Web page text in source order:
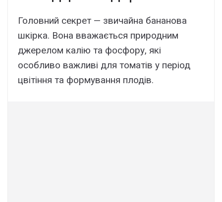
Головний секрет — звичайна бананова
шкірка. Вона вважається природним
джерелом калію та фосфору, які
особливо важливі для томатів у період
цвітіння та формування плодів.